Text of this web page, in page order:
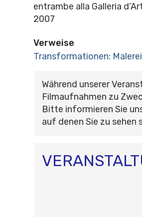
entrambe alla Galleria
2007
Verweise
Transformationen:
Während unserer
Filmaufnahmen zu
Bitte informieren Sie
auf denen Sie zu